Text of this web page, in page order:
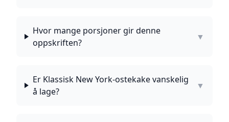
Hvor mange porsjoner gir denne
oppskriften?
▼
Er Klassisk New York-ostekake vanskelig
å lage?
▼